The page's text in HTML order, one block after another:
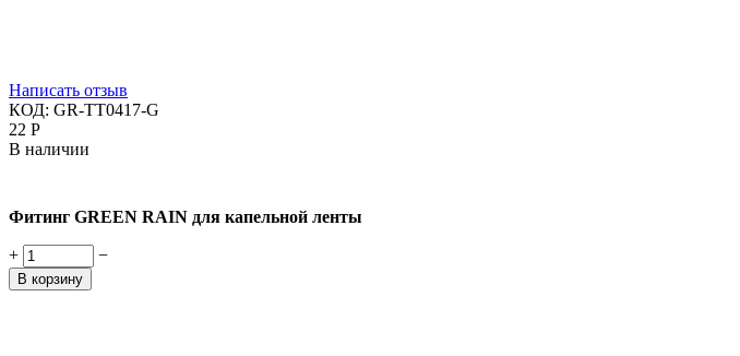
Написать отзыв
КОД: GR-TT0417-G
‍22‍ Р
В наличии
Фитинг GREEN RAIN для капельной ленты
+ −
В корзину